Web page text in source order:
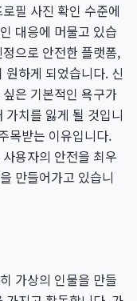
필 사진 확인 수준에
대응에 머물고 있습
으로 안전한 플랫폼,
원하게 되었습니다. 신
은 기본적인 욕구가
치를 잃게 될 것입니
목받는 이유입니다.
용자의 안전을 최우
만들어가고 있습니
가상의 인물을 만들